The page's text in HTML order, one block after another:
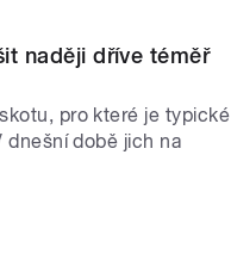
naději dříve téměř
pro které je typické
dnešní době jich na